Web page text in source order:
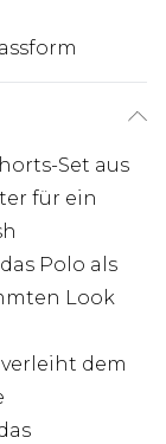
Set aus
für ein
Polo als
Look
dem